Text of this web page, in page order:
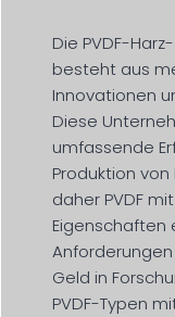
Die PVDF-
besteht aus
Innovationen
Diese
umfassende
Produktion
daher PVDF
Eigenschaften
Geld in
PVDF-Typen